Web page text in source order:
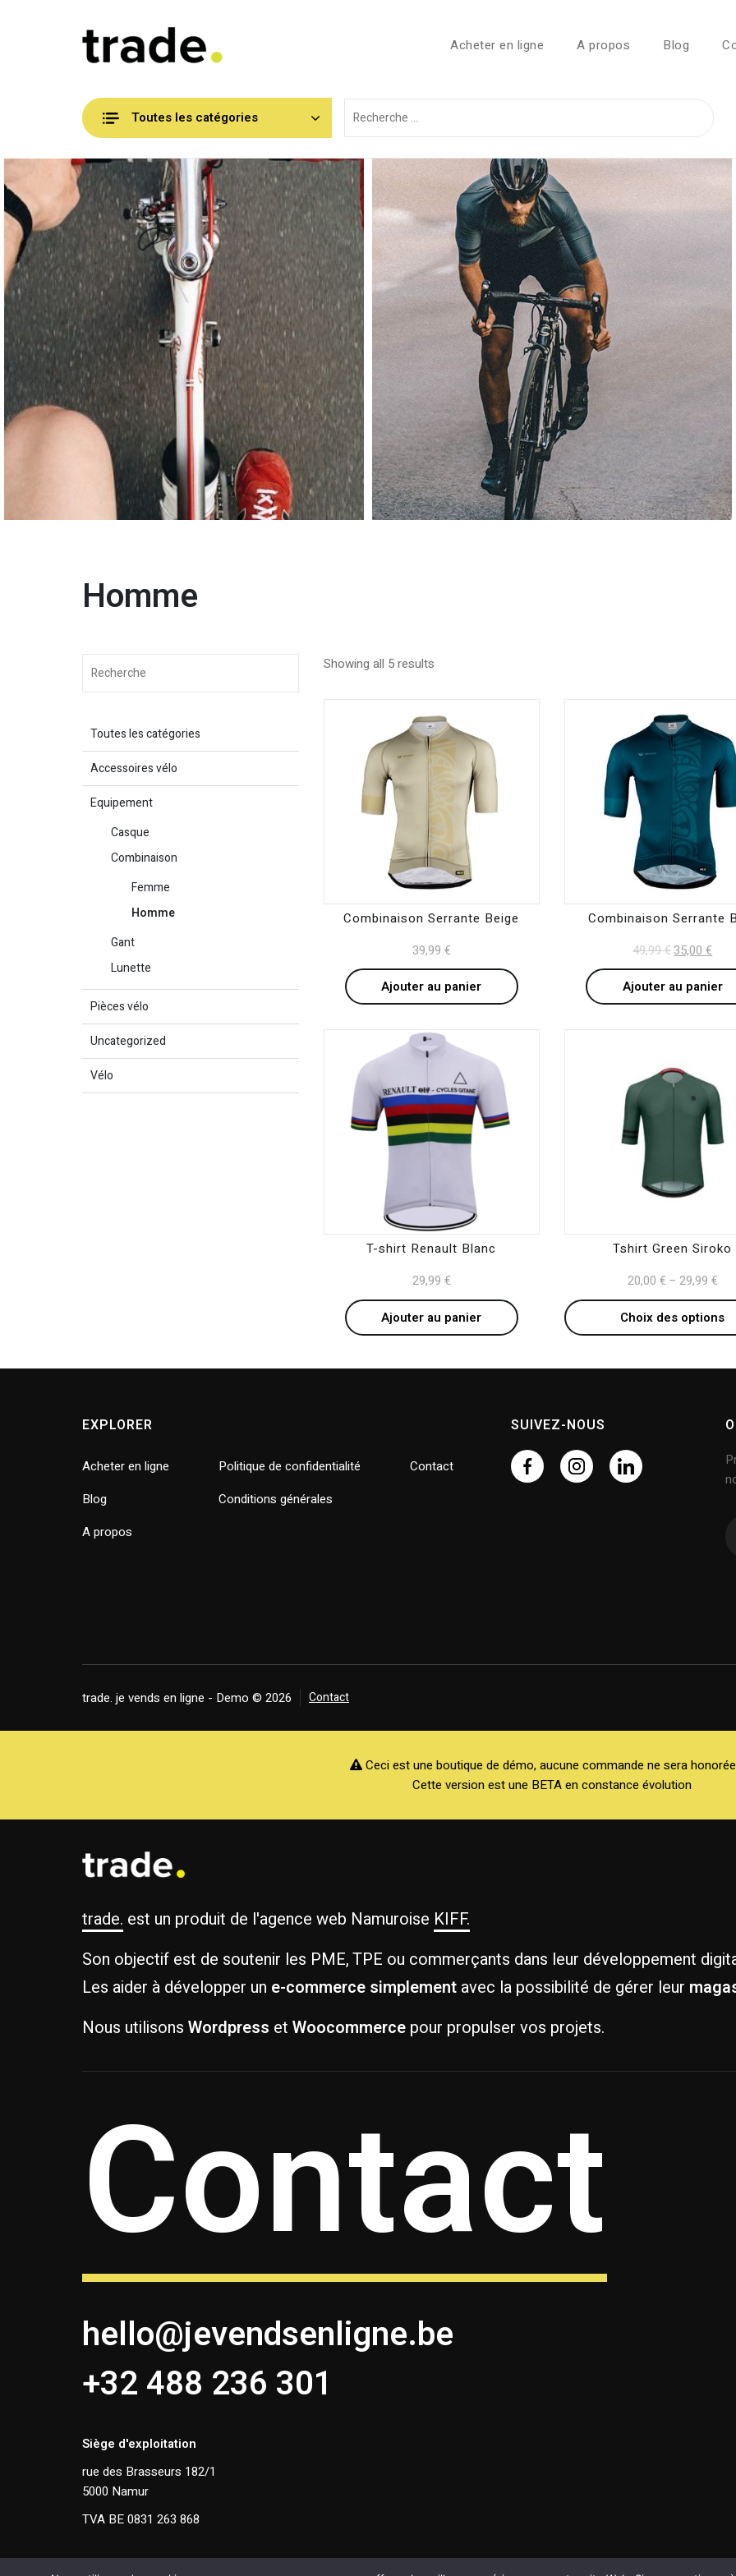
Acheter en ligne A propos Blog
Toutes les catégories
Homme
Toutes les catégories
Accessoires vélo
Equipement
Casque
Combinaison
Femme
Homme
Gant
Lunette
Pièces vélo
Uncategorized
Vélo
Showing all 5 results
Combinaison Serrante Beige
39,99 €
Ajouter au panier
Combinaison Serrante
49,99€ Original
price
was:
35,00€
Ajouter au panier
T-shirt Renault Blanc
29,99 €
Ajouter au panier
Tshirt Green Siroko
20,00 €– 29,99 €
Choix des options
product
has
multiple
variants.
options
on
the
product
EXPLORER
Acheter en ligne
Blog
A propos
Politique de confidentialité
Conditions générales
Contact
SUIVEZ-NOUS
trade. je vends en ligne - Demo © 2026 Contact
Ceci est une boutique de démo, aucune commande ne sera
Cette version est une BETA en constance évolution
trade. est un produit de l'agence web Namuroise KIFF.
Son objectif est de soutenir les PME, TPE ou commerçants dans leur développement
Les aider à développer un e-commerce simplement avec la possibilité de gérer leur
Nous utilisons Wordpress et Woocommerce pour propulser vos projets.
Contact
hello@jevendsenligne.be
+32 488 236 301
Siège d'exploitation
rue des Brasseurs 182/1
5000 Namur
TVA BE 0831 263 868